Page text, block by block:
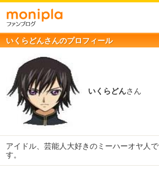
いくらどんさんのプロフィール
いくらどんさん
アイドル、芸能人大好きのミーハーオヤ人
す。